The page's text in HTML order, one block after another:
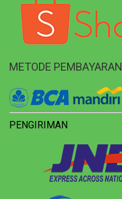
METODE PEMBAYARAN
PENGIRIMAN